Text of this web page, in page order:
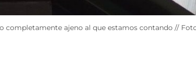
completamente ajeno al que estamos contando //